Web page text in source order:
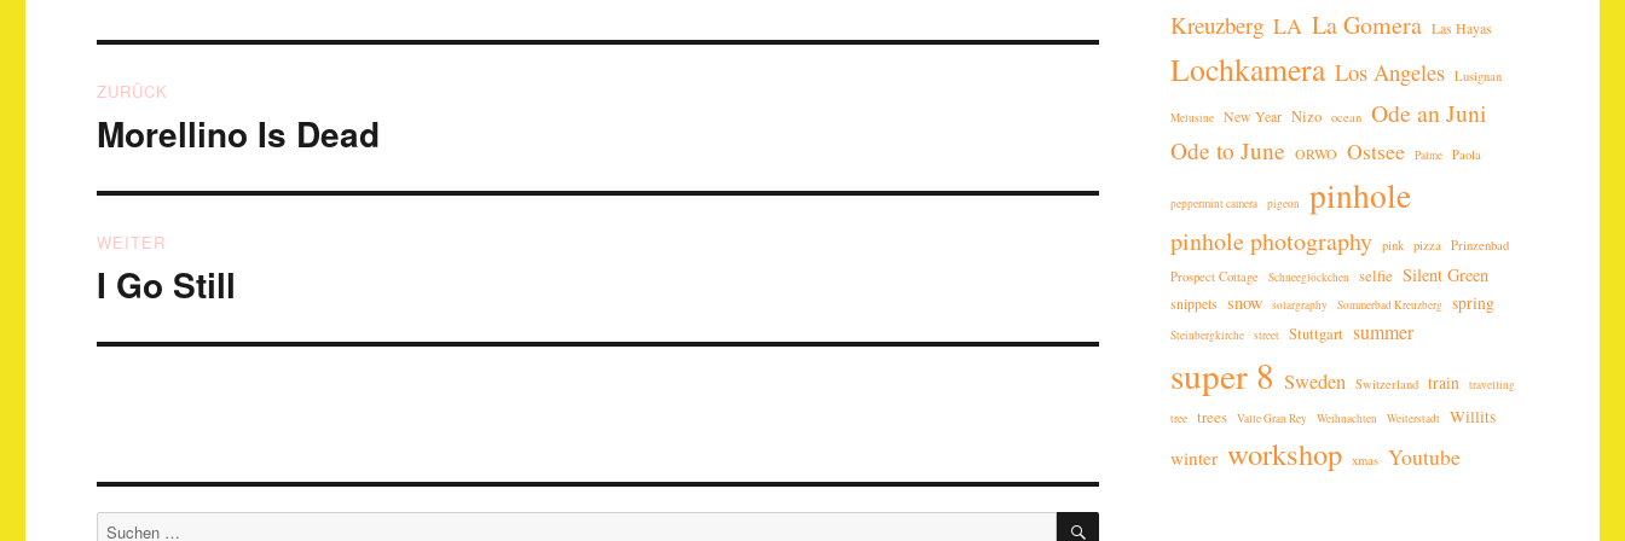
ZURÜCK
Vorheriger
Morellino Is Dead
WEITER
Nächster
I Go Still
Suchen
SUCHEN
Kreuzberg LA La Gomera Las Hayas
Lochkamera Los Angeles Lusignan
Melusine New Year Nizo ocean Ode an Juni
Ode to June ORWO Ostsee Palme Paola
peppermint camera pigeon pinhole
pinhole photography pink pizza
Prinzenbad
Prospect Cottage
Schneeglöckchen selfie Silent Green
snippets snow solargraphy Sommerbad Kreuzberg spring
Steinbergkirche street Stuttgart summer
super 8 Sweden Switzerland train travelling
tree trees Valle Gran Rey Weihnachten Weiterstadt Willits
winter workshop xmas Youtube